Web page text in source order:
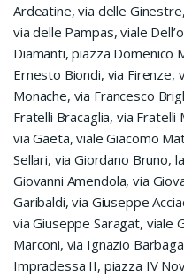
Ardeatine, via delle
via delle Pampas, viale
Diamanti, piazza Domenico
Ernesto Biondi, via Firenze,
Monache, via Francesco
Fratelli Bracaglia, via
via Gaeta, viale Giacomo
Sellari, via Giordano Bruno,
Giovanni Amendola, via
Garibaldi, via Giuseppe
via Giuseppe Saragat, viale
Marconi, via Ignazio
Impradessa II, piazza IV